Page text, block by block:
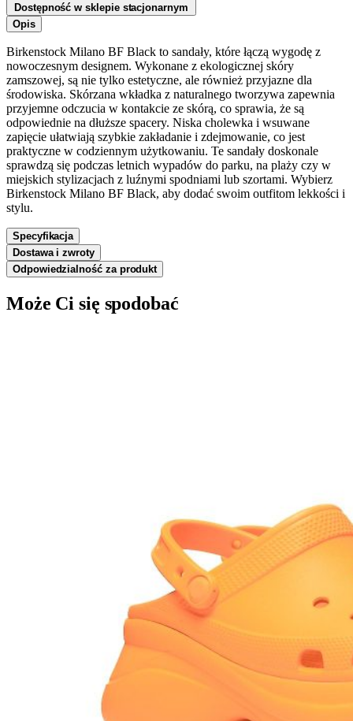
Dostępność w sklepie stacjonarnym
Opis
Birkenstock Milano BF Black to sandały, które łączą wygodę z
nowoczesnym designem. Wykonane z ekologicznej skóry
zamszowej, są nie tylko estetyczne, ale również przyjazne dla
środowiska. Skórzana wkładka z naturalnego tworzywa zapewnia
przyjemne odczucia w kontakcie ze skórą, co sprawia, że są
odpowiednie na dłuższe spacery. Niska cholewka i wsuwane
zapięcie ułatwiają szybkie zakładanie i zdejmowanie, co jest
praktyczne w codziennym użytkowaniu. Te sandały doskonale
sprawdzą się podczas letnich wypadów do parku, na plaży czy w
miejskich stylizacjach z luźnymi spodniami lub szortami. Wybierz
Birkenstock Milano BF Black, aby dodać swoim outfitom lekkości i
stylu.
Specyfikacja
Dostawa i zwroty
Odpowiedzialność za produkt
Może Ci się spodobać